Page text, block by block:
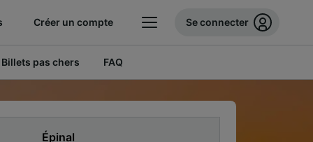
Créer un compte Se connecter
Billets pas chers FAQ